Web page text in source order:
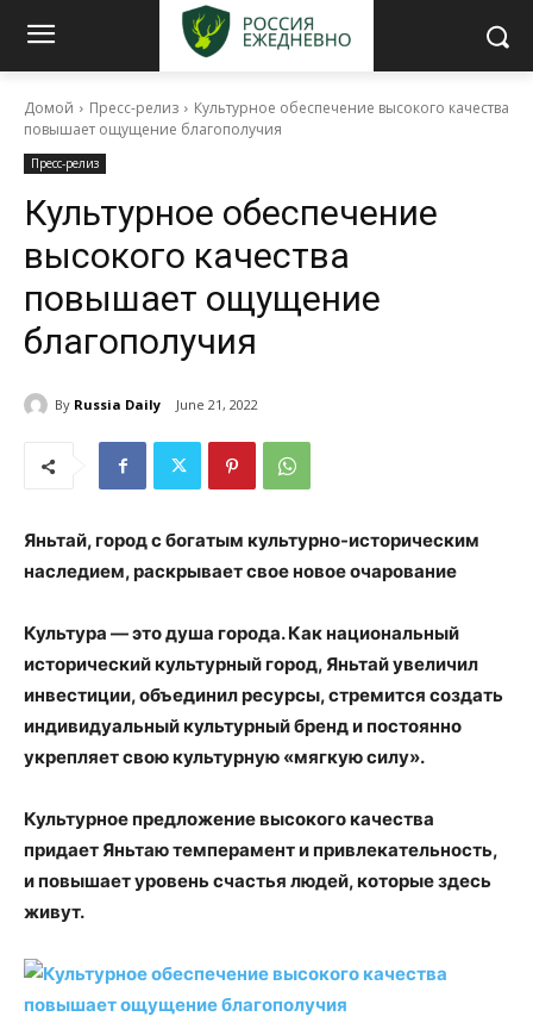
Домой Пресс-релиз
Культурное обеспечение высокого качества
повышает ощущение благополучия
Пресс-релиз
Культурное обеспечение
высокого качества
повышает ощущение
благополучия
By Russia Daily June 21, 2022
Яньтай, город с богатым культурно-историческим
наследием, раскрывает свое новое очарование
Культура — это душа города. Как национальный
исторический культурный город, Яньтай увеличил
инвестиции, объединил ресурсы, стремится создать
индивидуальный культурный бренд и постоянно
укрепляет свою культурную «мягкую силу».
Культурное предложение высокого качества
придает Яньтаю темперамент и привлекательность,
и повышает уровень счастья людей, которые здесь
живут.